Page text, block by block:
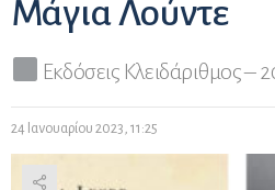
Μάγια Λούντε
Εκδόσεις Κλειδάριθμος –
24 Ιανουαρίου 2023, 11:25